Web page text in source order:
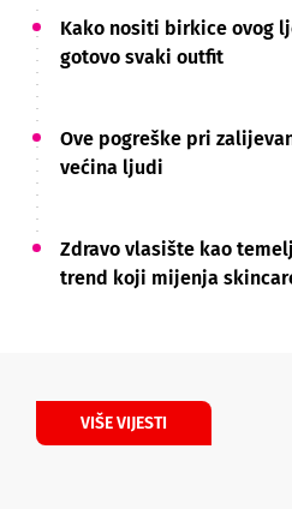
Kako nositi birkice ovog
gotovo svaki outfit
Ove pogreške pri
većina ljudi
Zdravo vlasište kao
trend koji mijenja
VIŠE VIJESTI